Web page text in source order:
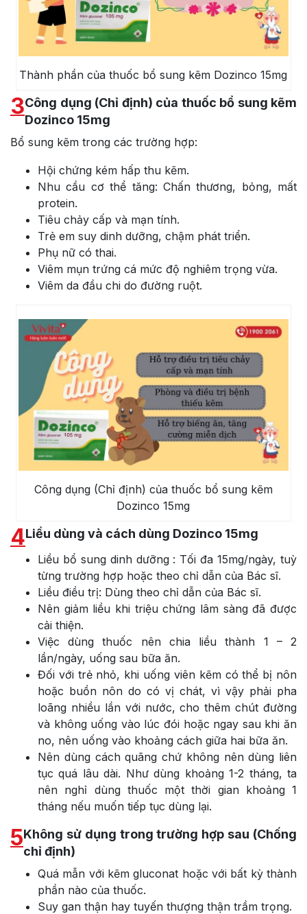
Thành phần của thuốc bổ sung kẽm Dozinco 15mg
3Công dụng (Chỉ định) của thuốc bổ sung kẽm
Dozinco 15mg
Bổ sung kẽm trong các trường hợp:
Hội chứng kém hấp thu kẽm.
Nhu cầu cơ thể tăng: Chấn thương, bỏng, mất
protein.
Tiêu chảy cấp và mạn tính.
Trẻ em suy dinh dưỡng, chậm phát triển.
Phụ nữ có thai.
Viêm mụn trứng cá mức độ nghiêm trọng vừa.
Viêm da đầu chi do đường ruột.
Công dụng (Chỉ định) của thuốc bổ sung kẽm
Dozinco 15mg
4Liều dùng và cách dùng Dozinco 15mg
Liều bổ sung dinh dưỡng : Tối đa 15mg/ngày, tuỳ
từng trường hợp hoặc theo chỉ dẫn của Bác sĩ.
Liều điều trị: Dùng theo chỉ dẫn của Bác sĩ.
Nên giảm liều khi triệu chứng lâm sàng đã được
cải thiện.
Việc dùng thuốc nên chia liều thành 1 – 2
lần/ngày, uống sau bữa ăn.
Đối với trẻ nhỏ, khi uống viên kẽm có thể bị nôn
hoặc buồn nôn do có vị chát, vì vậy phải pha
loãng nhiều lần với nước, cho thêm chút đường
và không uống vào lúc đói hoặc ngay sau khi ăn
no, nên uống vào khoảng cách giữa hai bữa ăn.
Nên dùng cách quãng chứ không nên dùng liên
tục quá lâu dài. Như dùng khoảng 1-2 tháng, ta
nên nghỉ dùng thuốc một thời gian khoảng 1
tháng nếu muốn tiếp tục dùng lại.
5Không sử dụng trong trường hợp sau (Chống
chỉ định)
Quá mẫn với kẽm gluconat hoặc với bất kỳ thành
phần nào của thuốc.
Suy gan thận hay tuyến thượng thận trầm trọng.